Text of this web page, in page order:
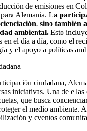
de emisiones en
Alemania. La
sino también
ambiental. Esto
en el día a día, como el
y el apoyo a políticas
ciudadana,
iniciativas. Una de ellas
que busca
el medio ambiente.
y eventos